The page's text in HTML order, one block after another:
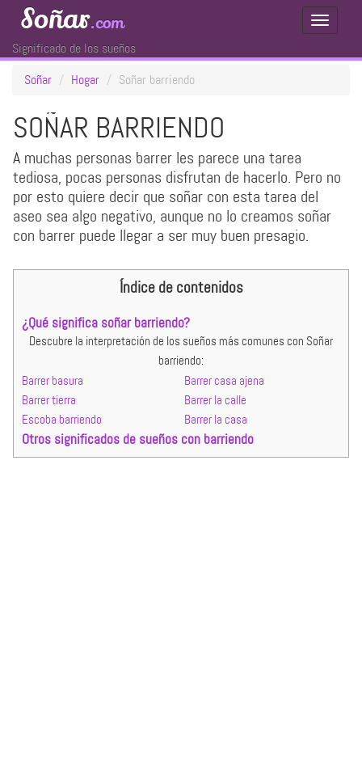
Toggle
Soñar.com
Significado de los sueños
Soñar
Hogar Soñar barriendo
SOÑAR BARRIENDO
A muchas personas barrer les parece una tarea
tediosa, pocas personas disfrutan de hacerlo. Pero no
por esto quiere decir que soñar con esta tarea del
aseo sea algo negativo, aunque no lo creamos soñar
con barrer puede llegar a ser muy buen presagio.
Índice de contenidos
¿Qué significa soñar barriendo?
Descubre la interpretación de los sueños más comunes con Soñar
barriendo:
Barrer basura
Barrer casa ajena
Barrer tierra
Barrer la calle
Escoba barriendo
Barrer la casa
Otros significados de sueños con barriendo